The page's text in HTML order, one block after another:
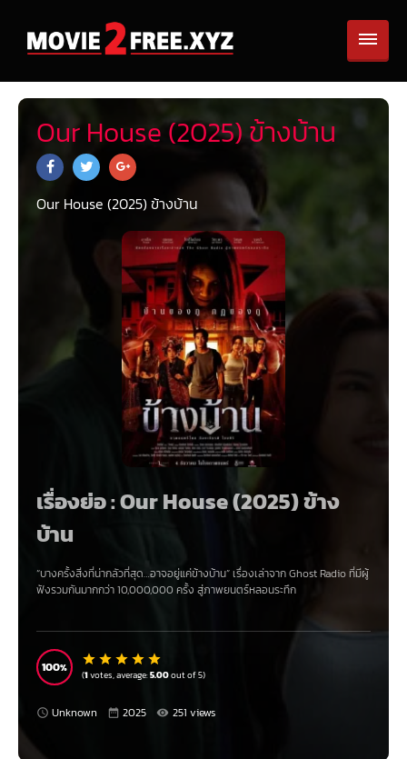
Our House (2025) ข้างบ้าน
Our House (2025) ข้างบ้าน
เรื่องย่อ : Our House (2025) ข้าง
บ้าน
“บางครั้งสิ่งที่น่ากลัวที่สุด…อาจอยู่แค่ข้างบ้าน” เรื่องเล่าจาก Ghost Radio ที่มีผู้
ฟังรวมกันมากกว่า 10,000,000 ครั้ง สู่ภาพยนตร์หลอนระทึก
100 (1votes, average:5.00out of 5)
Unknown 2025 251 views